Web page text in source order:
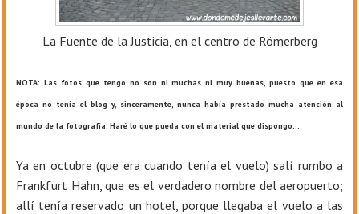
La Fuente de la Justicia, en el centro de Römerberg
NOTA: Las fotos que tengo no son ni muchas ni muy buenas, puesto que en esa
época no tenía el blog y, sinceramente, nunca había prestado mucha atención al
mundo de la fotografía. Haré lo que pueda con el material que dispongo...
Ya en octubre (que era cuando tenía el vuelo) salí rumbo a
Frankfurt Hahn, que es el verdadero nombre del aeropuerto;
allí tenía reservado un hotel, porque llegaba el vuelo a las